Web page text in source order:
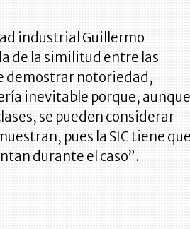
industrial Guillermo
de la similitud entre las
demostrar notoriedad,
inevitable porque, aunque
se pueden considerar
pues la SIC tiene que
durante el caso”.